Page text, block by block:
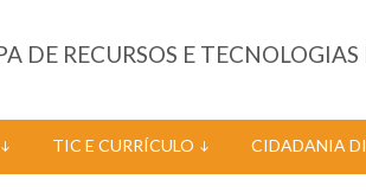
DE RECURSOS E
TIC E CURRÍCULO CIDADANIA